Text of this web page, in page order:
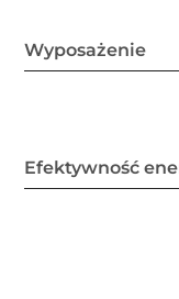
Wyposażenie
Efektywność